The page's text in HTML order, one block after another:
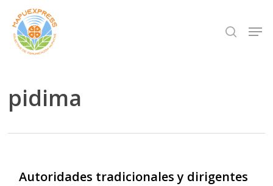
Skip
main
search
pidima
Autoridades tradicionales y dirigentes
Close